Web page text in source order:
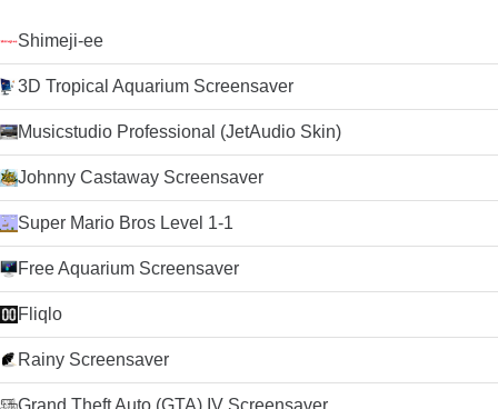
Shimeji-ee
3D Tropical Aquarium Screensaver
Musicstudio Professional (JetAudio Skin)
Johnny Castaway Screensaver
Super Mario Bros Level 1-1
Free Aquarium Screensaver
Fliqlo
Rainy Screensaver
Grand Theft Auto (GTA) IV Screensaver